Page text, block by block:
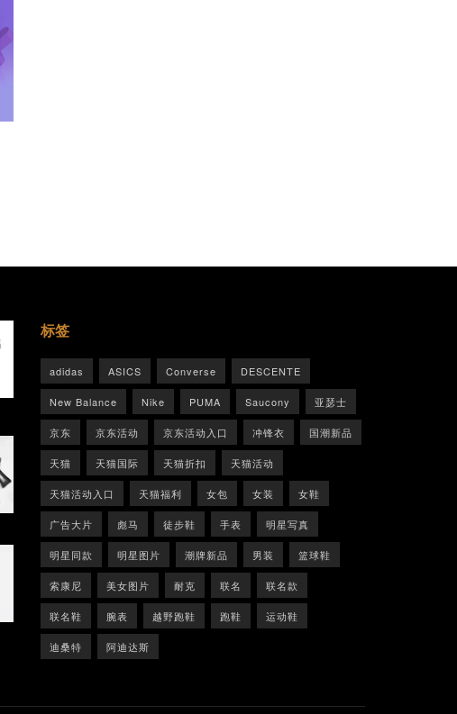
标签
adidas ASICS Converse DESCENTE
New Balance Nike PUMA Saucony 亚瑟士
京东 京东活动 京东活动入口 冲锋衣 国潮新品
天猫 天猫国际 天猫折扣 天猫活动
天猫活动入口 天猫福利 女包 女装 女鞋
广告大片 彪马 徒步鞋 手表 明星写真
明星同款 明星图片 潮牌新品 男装 篮球鞋
索康尼 美女图片 耐克 联名 联名款
联名鞋 腕表 越野跑鞋 跑鞋 运动鞋
迪桑特 阿迪达斯